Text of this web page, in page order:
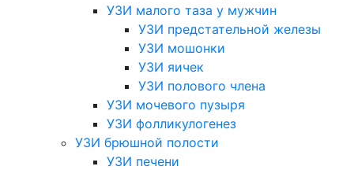
УЗИ малого таза у мужчин
УЗИ предстательной железы
УЗИ мошонки
УЗИ яичек
УЗИ полового члена
УЗИ мочевого пузыря
УЗИ фолликулогенез
УЗИ брюшной полости
УЗИ печени